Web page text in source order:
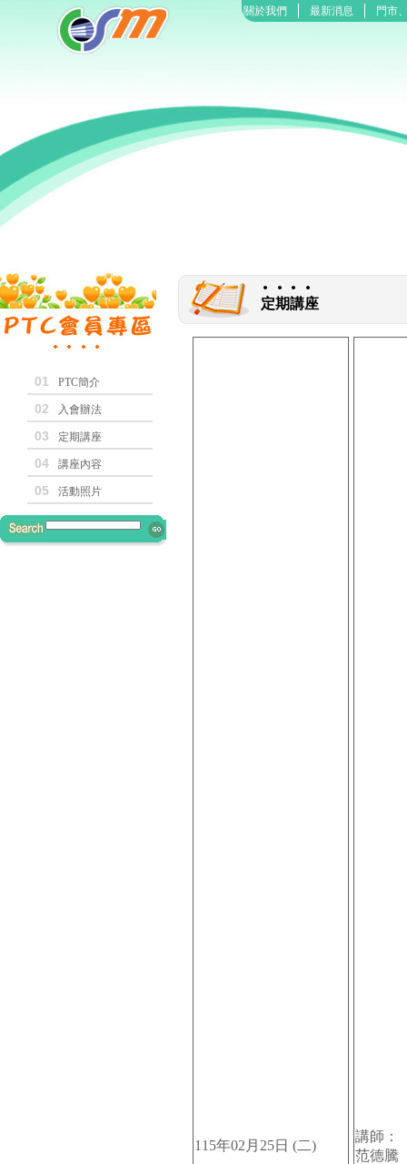
關於我們 最新消息 門市
01 PTC簡介
02 入會辦法
03 定期講座
04 講座內容
05 活動照片
定期講座
115年02月25日 (二)
講師：
范德騰